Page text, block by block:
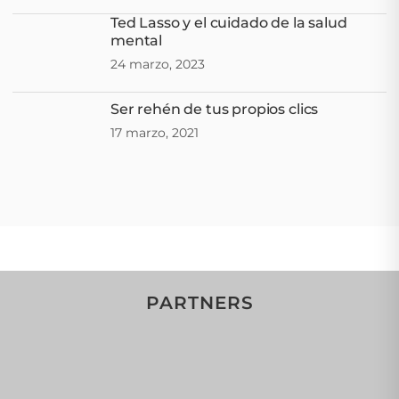
Ted Lasso y el cuidado de la salud
mental
24 marzo, 2023
Ser rehén de tus propios clics
17 marzo, 2021
PARTNERS